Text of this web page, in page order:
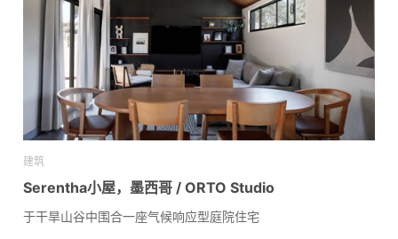
建筑
Serentha小屋，墨西哥 / ORTO Studio
于干旱山谷中围合一座气候响应型庭院住宅